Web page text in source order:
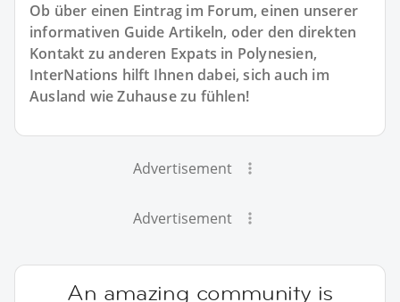
Ob über einen Eintrag im Forum, einen unserer
informativen Guide Artikeln, oder den direkten
Kontakt zu anderen Expats in Polynesien,
InterNations hilft Ihnen dabei, sich auch im
Ausland wie Zuhause zu fühlen!
Advertisement
Advertisement
An amazing community is